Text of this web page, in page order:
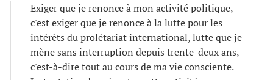
Exiger que je renonce à mon activité politique,
c'est exiger que je renonce à la lutte pour les
intérêts du prolétariat international, lutte que je
mène sans interruption depuis trente-deux ans,
c'est-à-dire tout au cours de ma vie consciente.